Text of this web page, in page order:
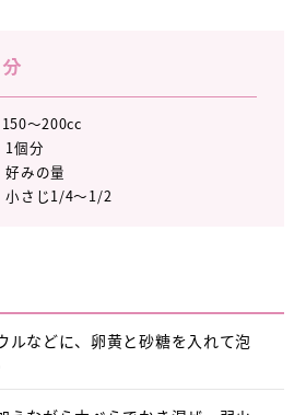
200cc
分
の量
さじ1/4～1/2
ルなどに、卵黄と砂糖を入れて泡